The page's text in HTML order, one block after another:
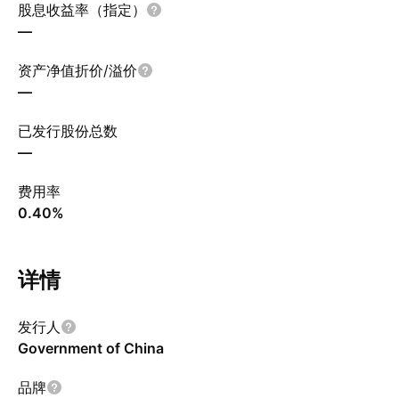
股息收益率（指定）
—
资产净值折价/溢价
—
已发行股份总数
—
费用率
0.40%
详情
发行人
Government of China
品牌